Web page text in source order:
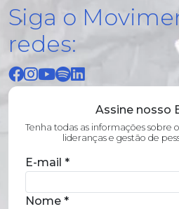
Siga o
redes:
Assine nosso
Tenha todas as informações sobre
lideranças e gestão de
E-mail *
Nome *